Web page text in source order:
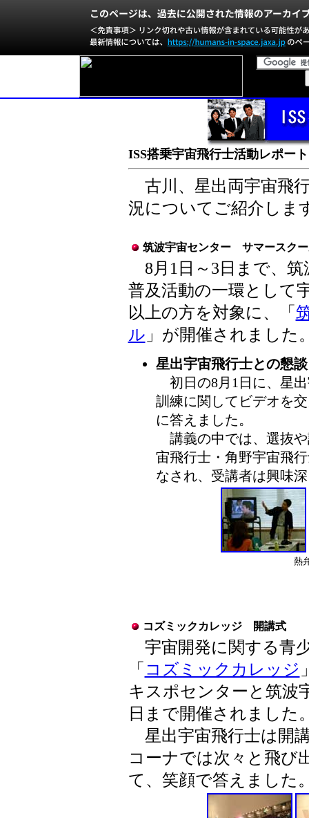
ISS搭乗宇宙飛行士活動レポー
古川、星出両宇宙飛
況についてご紹介しま
筑波宇宙センター サマースク
8月1日～3日まで、筑
普及活動の一環として
以上の方を対象に、「
ル 」が開催されました
星出宇宙飛行士との懇談
初日の8月1日に、星
訓練に関してビデオを
に答えました。
講義の中では、選抜
宙飛行士・角野宇宙飛
なされ、受講者は興味
熱
コズミックカレッジ 開講式
宇宙開発に関する青
「 コズミックカレッジ
キスポセンターと筑波
日まで開催されました
星出宇宙飛行士は開
コーナでは次々と飛び
て、笑顔で答えました